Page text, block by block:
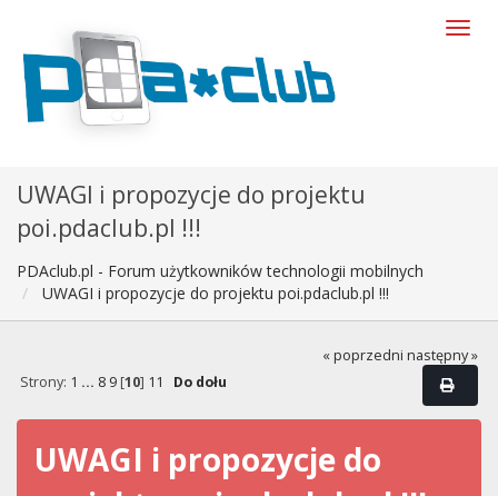
UWAGI i propozycje do projektu
poi.pdaclub.pl !!!
PDAclub.pl - Forum użytkowników technologii mobilnych
UWAGI i propozycje do projektu poi.pdaclub.pl !!!
« poprzedni następny »
Strony: 1 ... 8 9[10] 11 Do dołu
UWAGI i propozycje do